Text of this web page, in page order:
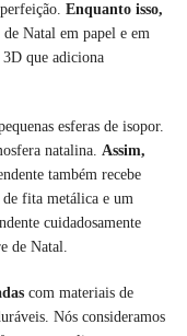
Enquanto isso,
Natal em papel e em
que adiciona
esferas de isopor.
natalina. Assim,
também recebe
de fita metálica e um
cuidadosamente
de Natal.
com materiais de
Nós consideramos